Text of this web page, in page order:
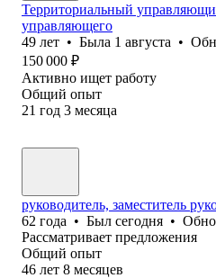
Территориальный
управляющего
49 лет • Была 1 августа •
150 000 ₽
Активно ищет работу
Общий опыт
21 год 3 месяца
руководитель, заместитель
62 года • Был сегодня •
Рассматривает предложения
Общий опыт
46 лет 8 месяцев